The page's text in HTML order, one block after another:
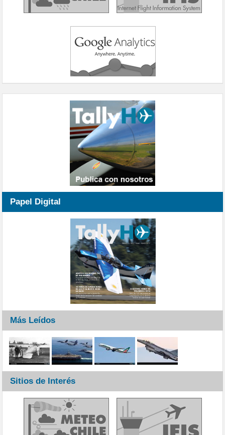
Papel Digital
Más Leídos
Sitios de Interés